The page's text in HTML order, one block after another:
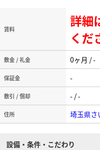
賃料
詳細
くだ
敷金 / 礼金 0ヶ月 / -
保証金 -
敷引 / 償却 - / -
住所 埼玉県さ
設備・条件・こだわり